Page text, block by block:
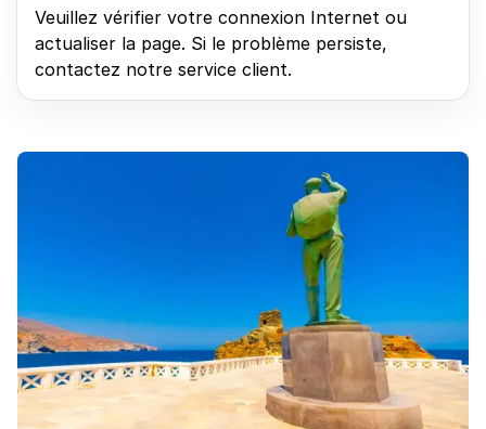
Veuillez vérifier votre connexion Internet ou
actualiser la page. Si le problème persiste,
contactez notre service client.